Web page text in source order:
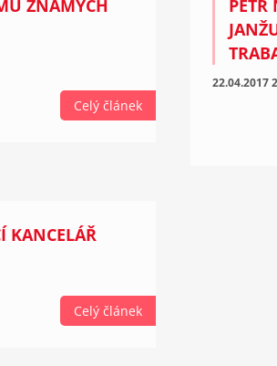
ZNÁMÝCH
Celý článek
PETR
22.04.2017
KANCELÁŘ
Celý článek